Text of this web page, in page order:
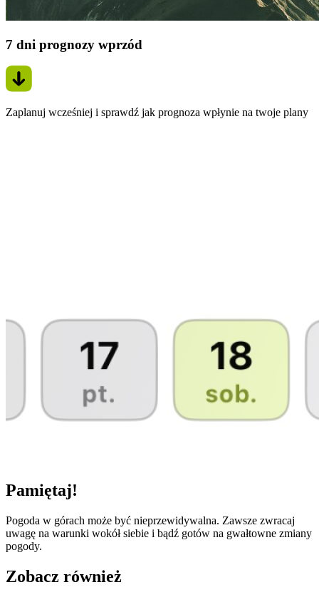
7 dni prognozy wprzód
Zaplanuj wcześniej i sprawdź jak prognoza wpłynie na twoje plany
Pamiętaj!
Pogoda w górach może być nieprzewidywalna. Zawsze zwracaj
uwagę na warunki wokół siebie i bądź gotów na gwałtowne zmiany
pogody.
Zobacz również